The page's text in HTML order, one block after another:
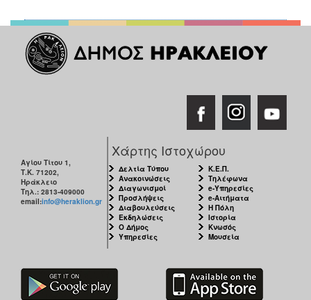
Αγίου Τίτου 1,
Τ.Κ. 71202,
Ηράκλειο
Τηλ.: 2813-409000
email:info@heraklion.gr
Χάρτης Ιστοχώρου
Δελτία Τύπου
Ανακοινώσεις
Διαγωνισμοί
Προσλήψεις
Διαβουλεύσεις
Εκδηλώσεις
Ο Δήμος
Υπηρεσίες
Κ.Ε.Π.
Τηλέφωνα
e-Υπηρεσίες
e-Αιτήματα
Η Πόλη
Ιστορία
Κνωσός
Μουσεία